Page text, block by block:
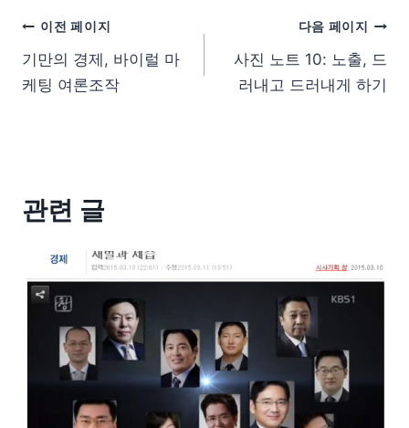
이전 페이지
기만의 경제, 바이럴 마
케팅 여론조작
다음 페이지
사진 노트 10: 노출, 드
러내고 드러내게 하기
관련 글